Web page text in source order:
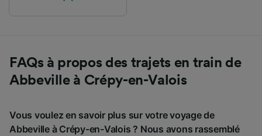
FAQs à propos des trajets en train de
Abbeville à Crépy-en-Valois
Vous voulez en savoir plus sur votre voyage de
Abbeville à Crépy-en-Valois ? Nous avons rassemblé